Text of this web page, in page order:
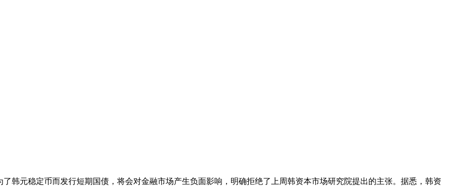
韩元稳定币而发行短期国债，将会对金融市场产生负面影响，明确拒绝了上周韩资本市场研究院提出的主张。据悉，韩资